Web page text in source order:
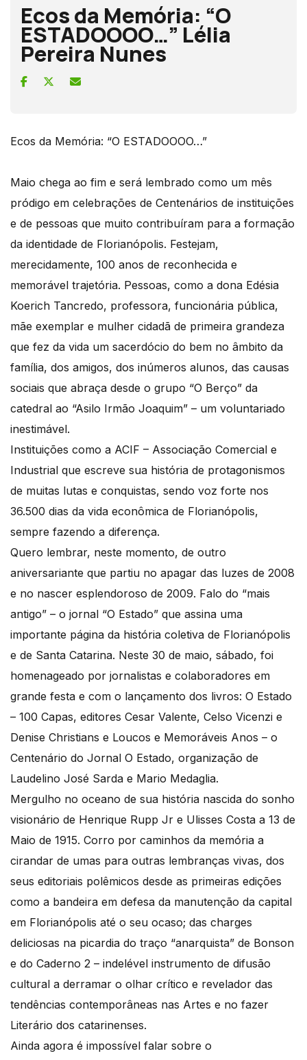
Ecos da Memória: “O
ESTADOOOO…” Lélia
Pereira Nunes
Ecos da Memória: “O ESTADOOOO…”
Maio chega ao fim e será lembrado como um mês
pródigo em celebrações de Centenários de instituições
e de pessoas que muito contribuíram para a formação
da identidade de Florianópolis. Festejam,
merecidamente, 100 anos de reconhecida e
memorável trajetória. Pessoas, como a dona Edésia
Koerich Tancredo, professora, funcionária pública,
mãe exemplar e mulher cidadã de primeira grandeza
que fez da vida um sacerdócio do bem no âmbito da
família, dos amigos, dos inúmeros alunos, das causas
sociais que abraça desde o grupo “O Berço” da
catedral ao “Asilo Irmão Joaquim” – um voluntariado
inestimável.
Instituições como a ACIF – Associação Comercial e
Industrial que escreve sua história de protagonismos
de muitas lutas e conquistas, sendo voz forte nos
36.500 dias da vida econômica de Florianópolis,
sempre fazendo a diferença.
Quero lembrar, neste momento, de outro
aniversariante que partiu no apagar das luzes de 2008
e no nascer esplendoroso de 2009. Falo do “mais
antigo” – o jornal “O Estado” que assina uma
importante página da história coletiva de Florianópolis
e de Santa Catarina. Neste 30 de maio, sábado, foi
homenageado por jornalistas e colaboradores em
grande festa e com o lançamento dos livros: O Estado
– 100 Capas, editores Cesar Valente, Celso Vicenzi e
Denise Christians e Loucos e Memoráveis Anos – o
Centenário do Jornal O Estado, organização de
Laudelino José Sarda e Mario Medaglia.
Mergulho no oceano de sua história nascida do sonho
visionário de Henrique Rupp Jr e Ulisses Costa a 13 de
Maio de 1915. Corro por caminhos da memória a
cirandar de umas para outras lembranças vivas, dos
seus editoriais polêmicos desde as primeiras edições
como a bandeira em defesa da manutenção da capital
em Florianópolis até o seu ocaso; das charges
deliciosas na picardia do traço “anarquista” de Bonson
e do Caderno 2 – indelével instrumento de difusão
cultural a derramar o olhar crítico e revelador das
tendências contemporâneas nas Artes e no fazer
Literário dos catarinenses.
Ainda agora é impossível falar sobre o